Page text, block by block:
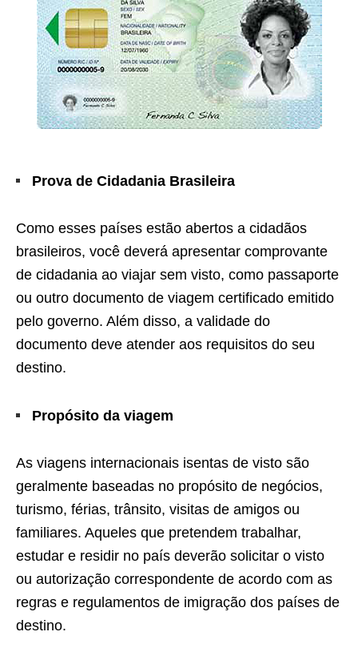
Prova de Cidadania Brasileira
Como esses países estão abertos a cidadãos
brasileiros, você deverá apresentar comprovante
de cidadania ao viajar sem visto, como passaporte
ou outro documento de viagem certificado emitido
pelo governo. Além disso, a validade do
documento deve atender aos requisitos do seu
destino.
Propósito da viagem
As viagens internacionais isentas de visto são
geralmente baseadas no propósito de negócios,
turismo, férias, trânsito, visitas de amigos ou
familiares. Aqueles que pretendem trabalhar,
estudar e residir no país deverão solicitar o visto
ou autorização correspondente de acordo com as
regras e regulamentos de imigração dos países de
destino.